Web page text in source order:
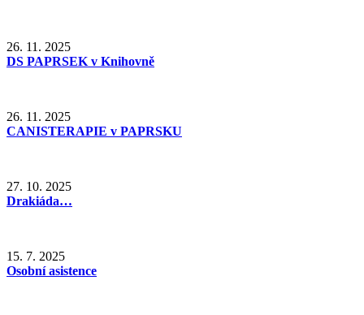
26. 11. 2025
DS PAPRSEK v Knihovně
26. 11. 2025
CANISTERAPIE v PAPRSKU
27. 10. 2025
Drakiáda…
15. 7. 2025
Osobní asistence